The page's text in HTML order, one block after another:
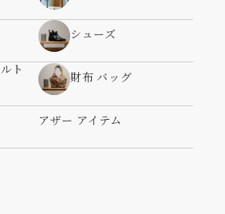
シューズ
ト
財布 バッグ
アザー アイテム